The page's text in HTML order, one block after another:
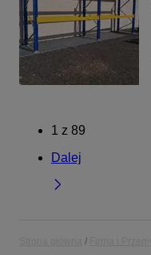
1 z 89
Dalej